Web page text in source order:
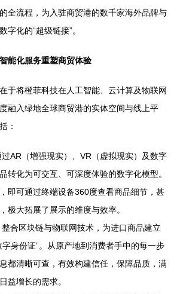
全流程，为入驻商贸港的数千家海外品牌与
字化的“超级链接”。
能化服务重塑商贸体验
于将橙菲科技在人工智能、云计算及物联网
融入绿地全球商贸港的实体空间与线上平
：
过AR（增强现实）、VR（虚拟现实）及数字
转化为可交互、可深度体验的数字化模型。
即可通过终端设备360度查看商品细节，甚
极大拓展了展示的维度与效率。
整合区块链与物联网技术，为进口商品建立
身份证”。从原产地到消费者手中的每一步
都清晰可查，有效构建信任，保障品质，满
益增长的需求。